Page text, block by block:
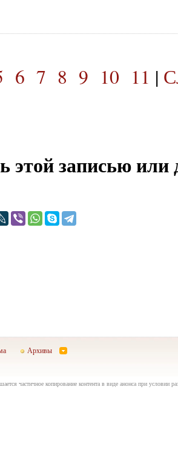
6 7 8 9 10 11 |
этой записью или
Архивы
частичное копирование контента в виде анонса при условии